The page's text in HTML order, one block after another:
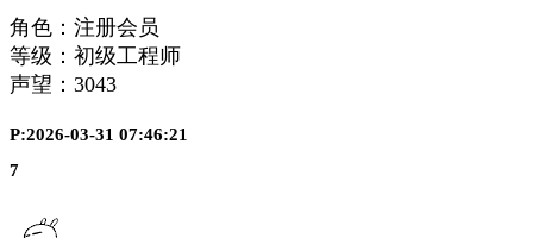
角色：注册会员
等级：初级工程师
声望： 3043
P:2026-03-31 07:46:21
7